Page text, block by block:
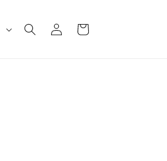
Iniciar
sesión
Carrito